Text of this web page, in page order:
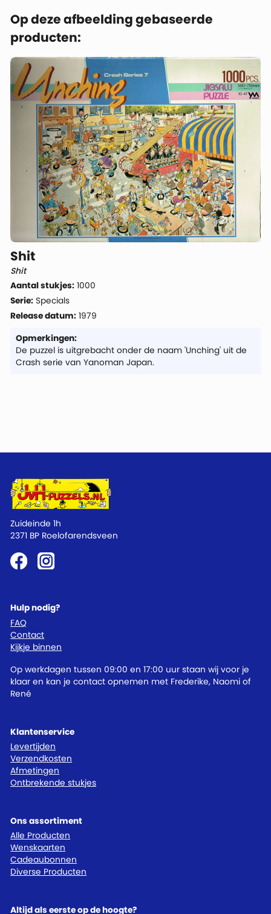
Op deze afbeelding gebaseerde
producten:
Shit
Shit
Aantal stukjes: 1000
Serie: Specials
Release datum: 1979
Opmerkingen:
De puzzel is uitgrebacht onder de naam 'Unching' uit de
Crash serie van Yanoman Japan.
Klantenservice
Levertijden
Verzendkosten
Afmetingen
Ontbrekende stukjes
Ons assortiment
Alle Producten
Wenskaarten
Cadeaubonnen
Diverse Producten
Hulp nodig?
FAQ
Contact
Kijkje binnen
Op werkdagen tussen 09:00 en 17:00 uur staan wij voor je
klaar en kan je contact opnemen met Frederike, Naomi of
René
Zuideinde 1h
2371 BP Roelofarendsveen
Altijd als eerste op de hoogte?